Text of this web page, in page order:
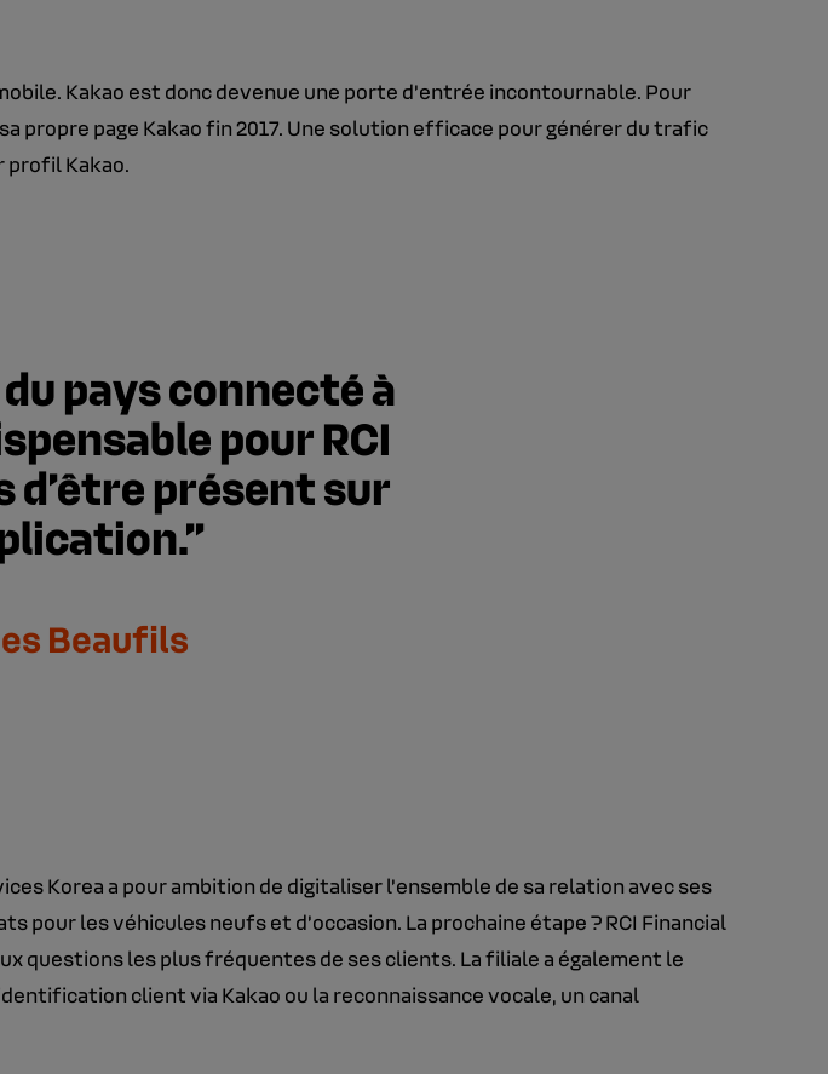
Kakao est donc devenue une porte d’entrée incontournable. Pour
propre page Kakao fin 2017. Une solution efficace pour générer du trafic
profil Kakao.
pays connecté à
pour RCI
d’être présent sur
Beaufils
Korea a pour ambition de digitaliser l’ensemble de sa relation avec ses
pour les véhicules neufs et d’occasion. La prochaine étape ? RCI Financial
questions les plus fréquentes de ses clients. La filiale a également le
client via Kakao ou la reconnaissance vocale, un canal